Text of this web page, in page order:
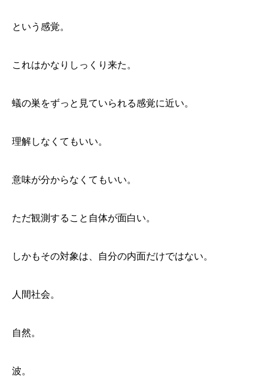
という感覚。
これはかなりしっくり来た。
蟻の巣をずっと見ていられる感覚に近い。
理解しなくてもいい。
意味が分からなくてもいい。
ただ観測すること自体が面白い。
しかもその対象は、自分の内面だけではない。
人間社会。
自然。
波。